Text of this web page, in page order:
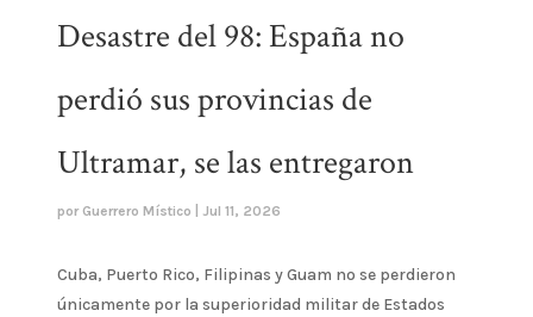
Desastre del 98: España no
perdió sus provincias de
Ultramar, se las entregaron
por Guerrero Místico Jul 11, 2026
Cuba, Puerto Rico, Filipinas y Guam no se perdieron
únicamente por la superioridad militar de Estados